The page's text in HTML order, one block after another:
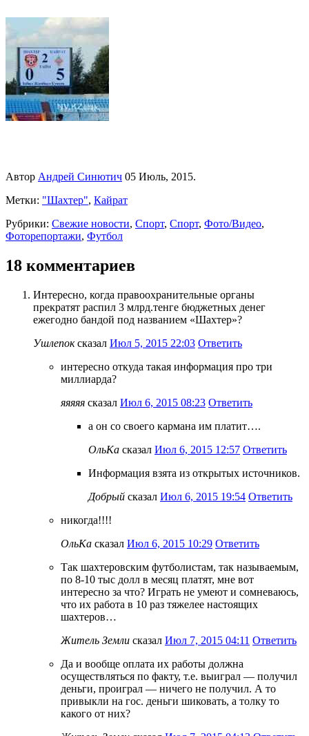
Автор Андрей Синютич 05 Июль, 2015.
Метки: "Шахтер", Кайрат
Рубрики: Свежие новости, Спорт, Спорт, Фото/Видео,
Фоторепортажи, Футбол
18 комментариев
Интересно, когда правоохранительные органы
прекратят распил 3 млрд.тенге бюджетных денег
ежегодно бандой под названием «Шахтер»?
Ушлепоксказал Июл 5, 2015 22:03 Ответить
интересно откуда такая информация про три
миллиарда?
яяяяя сказал Июл 6, 2015 08:23 Ответить
а он со своего кармана им платит….
ОльКа сказал Июл 6, 2015 12:57 Ответить
Информация взята из открытых источников.
Добрый сказал Июл 6, 2015 19:54 Ответить
никогда!!!!
ОльКа сказал Июл 6, 2015 10:29 Ответить
Так шахтеровским футболистам, так называемым,
по 8-10 тыс долл в месяц платят, мне вот
интересно за что? Играть не умеют и сомневаюсь,
что их работа в 10 раз тяжелее настоящих
шахтеров…
Житель Земли сказал Июл 7, 2015 04:11 Ответить
Да и вообще оплата их работы должна
осуществляться по факту, т.е. выиграл — получил
деньги, проиграл — ничего не получил. А то
привыкли на гос. деньги шиковать, а толку то
какого от них?